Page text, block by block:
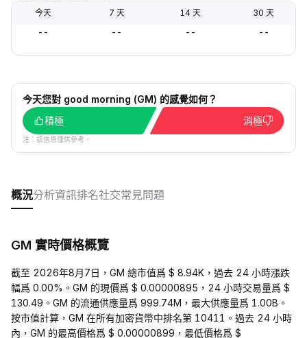
今天 7 天 14 天 30 天
-- -- -- --
今天您對 good morning (GM) 的感覺如何？
積極
消極
注：該信息僅供參考。
概況分析資訊排名社交常見問題
GM 實時價格概覽
截至 2026年8月7日，GM 總市值爲 $ 8.94K，過去 24 小時漲跌
幅爲 0.00%。GM 的現價爲 $ 0.00000895，24 小時交易量爲 $
130.49。GM 的流通供應量爲 999.74M，最大供應量爲 1.00B。
按市值計算，GM 在所有加密貨幣中排名第 10411。過去 24 小時
內，GM 的最高價格爲 $ 0.00000899，最低價格爲 $